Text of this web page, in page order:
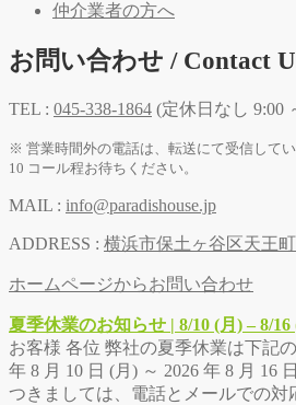
仲介業者の方へ
お問い合わせ / Contact
TEL : 045-338-1864 (定休日なし 9:00
※ 営業時間外の電話は、転送にて受信して
10 コール程お待ちください。
MAIL : info@paradishouse.jp
ADDRESS : 横浜市保土ヶ谷区天王
ホームページからお問い合わせ
夏季休業のお知らせ | 8/10 (月) – 8/16
お客様 各位 弊社の夏季休業は下記
年 8 月 10 日 (月) ～ 2026 年 8 月 16
つきましては、電話とメールでの対